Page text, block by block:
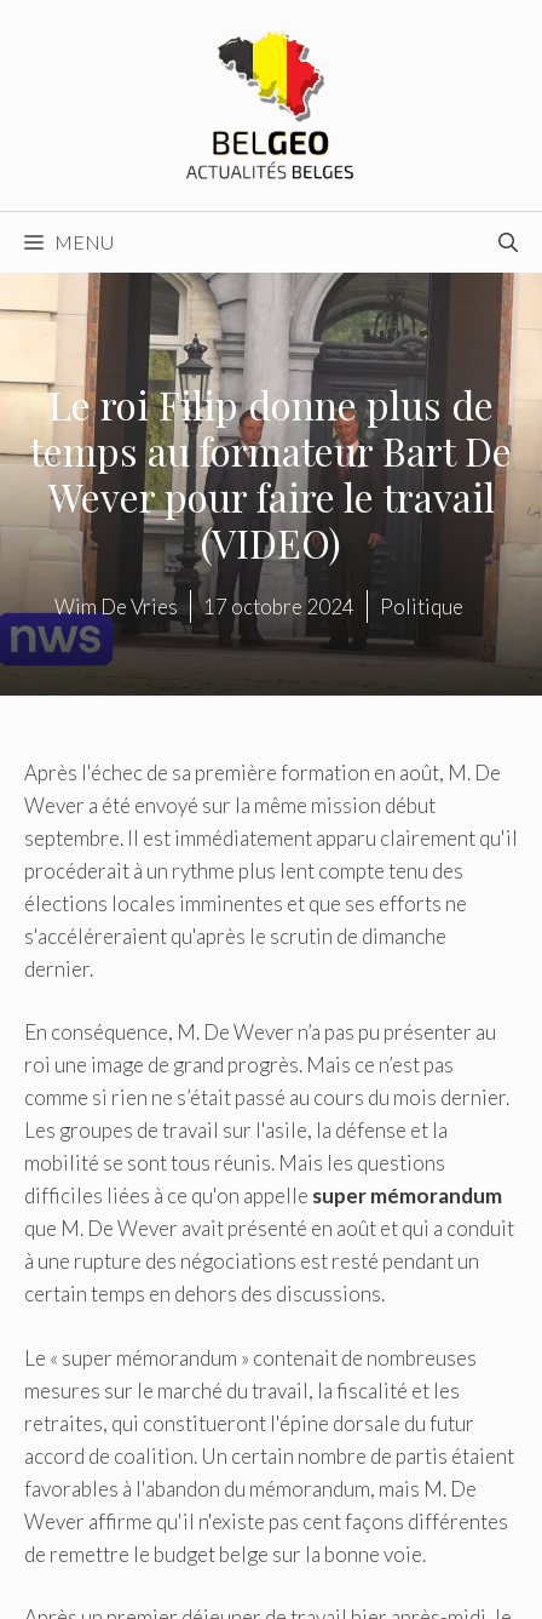
MENU
Le roi Filip donne plus de
temps au formateur Bart De
Wever pour faire le travail
(VIDEO)
Wim De Vries 17 octobre 2024 Politique
Après l'échec de sa première formation en août, M. De
Wever a été envoyé sur la même mission début
septembre. Il est immédiatement apparu clairement qu'il
procéderait à un rythme plus lent compte tenu des
élections locales imminentes et que ses efforts ne
s'accéléreraient qu'après le scrutin de dimanche
dernier.
En conséquence, M. De Wever n’a pas pu présenter au
roi une image de grand progrès. Mais ce n’est pas
comme si rien ne s’était passé au cours du mois dernier.
Les groupes de travail sur l'asile, la défense et la
mobilité se sont tous réunis. Mais les questions
difficiles liées à ce qu'on appelle super mémorandum
que M. De Wever avait présenté en août et qui a conduit
à une rupture des négociations est resté pendant un
certain temps en dehors des discussions.
Le « super mémorandum » contenait de nombreuses
mesures sur le marché du travail, la fiscalité et les
retraites, qui constitueront l'épine dorsale du futur
accord de coalition. Un certain nombre de partis étaient
favorables à l'abandon du mémorandum, mais M. De
Wever affirme qu'il n'existe pas cent façons différentes
de remettre le budget belge sur la bonne voie.